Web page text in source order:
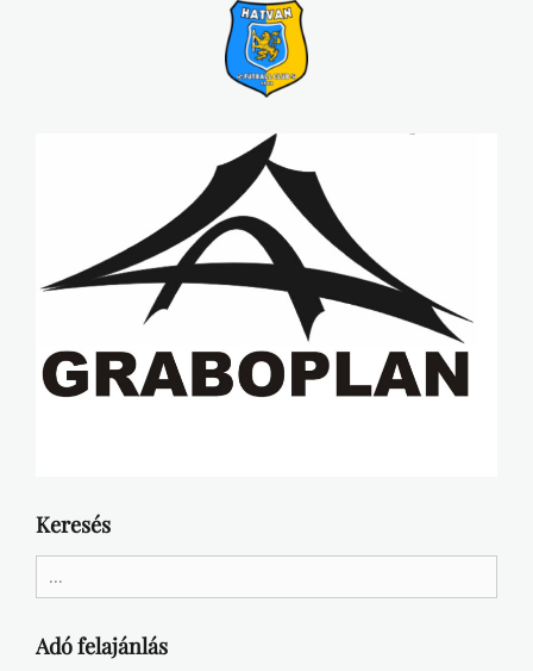
Keresés
for:
Adó felajánlás